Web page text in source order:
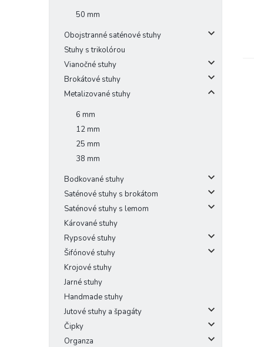
50 mm
Obojstranné saténové stuhy
Stuhy s trikolórou
Vianočné stuhy
Brokátové stuhy
Metalizované stuhy
6 mm
12 mm
25 mm
38 mm
Bodkované stuhy
Saténové stuhy s brokátom
Saténové stuhy s lemom
Kárované stuhy
Rypsové stuhy
Šifónové stuhy
Krojové stuhy
Jarné stuhy
Handmade stuhy
Jutové stuhy a špagáty
Čipky
Organza